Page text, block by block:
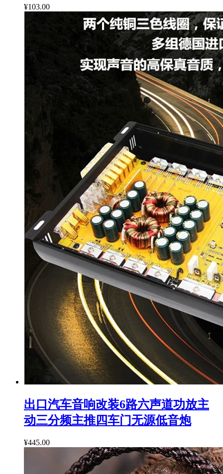
¥103.00
出口汽车音响改装6路六声道功放主
动三分频主推四车门无源低音炮
¥445.00